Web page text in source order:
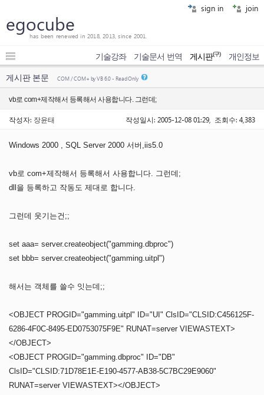
sign in join
egocube
has been renewed in 2018, 2013, since 2001.
기술강좌 기술문서 번역 게시판(구) 개인정보
게시판 본문 COM / COM+ by VB 6.0 - Read Only
vb로 com+제작해서 등록해서 사용합니다. 그런데;
작성자: 장윤태 작성일시: 2005-12-08 01:29, 조회수: 4,383
Windows 2000 , SQL Server 2000 서버,iis5.0
vb로 com+제작해서 등록해서 사용합니다. 그런데;
dll을 등록하고 작동도 제대로 합니다.
그런데 웃기는건;;
set aaa= server.createobject("gamming.dbproc")
set bbb= server.createobject("gamming.uitpl")
해서는 객체를 쓸수 잇는데;;
<OBJECT PROGID="gamming.uitpl" ID="UI" ClsID="CLSID:C456125F-
6286-4F0C-8495-ED0753075F9E" RUNAT=server VIEWASTEXT>
</OBJECT>
<OBJECT PROGID="gamming.dbproc" ID="DB"
ClsID="CLSID:71D78E1E-E190-4577-AB38-5C7BC29E9060"
RUNAT=server VIEWASTEXT></OBJECT>